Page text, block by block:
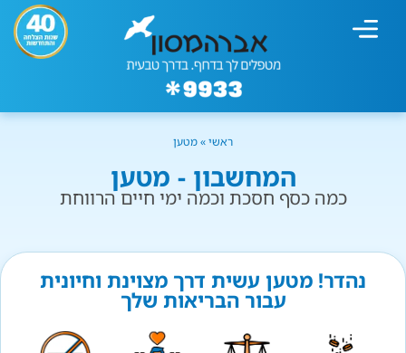
ראשי»מטען
המחשבון - מטען
כמה כסף חסכת וכמה ימי חיים הרווחת
נהדר! מטען עשית דרך מצוינת וחיונית
עבור הבריאות שלך